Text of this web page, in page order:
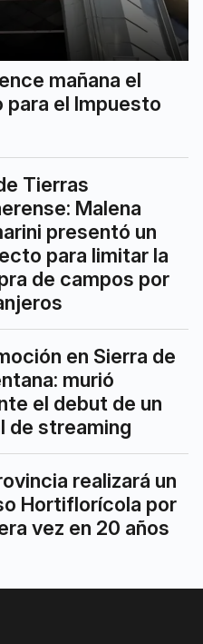
mañana el
el Impuesto
Tierras
Malena
presentó un
para limitar la
de campos por
en Sierra de
murió
el debut de un
de streaming
realizará un
Hortiflorícola por
vez en 20 años